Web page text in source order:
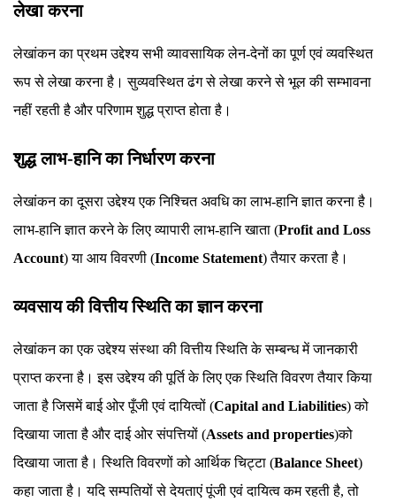
लेखा करना
लेखांकन का प्रथम उद्देश्य सभी व्यावसायिक लेन-देनों का पूर्ण एवं व्यवस्थित
रूप से लेखा करना है। सुव्यवस्थित ढंग से लेखा करने से भूल की सम्भावना
नहीं रहती है और परिणाम शुद्ध प्राप्त होता है।
शुद्ध लाभ-हानि का निर्धारण करना
लेखांकन का दूसरा उद्देश्य एक निश्चित अवधि का लाभ-हानि ज्ञात करना है।
लाभ-हानि ज्ञात करने के लिए व्यापारी लाभ-हानि खाता (Profit and Loss
Account) या आय विवरणी (Income Statement) तैयार करता है।
व्यवसाय की वित्तीय स्थिति का ज्ञान करना
लेखांकन का एक उद्देश्य संस्था की वित्तीय स्थिति के सम्बन्ध में जानकारी
प्राप्त करना है। इस उद्देश्य की पूर्ति के लिए एक स्थिति विवरण तैयार किया
जाता है जिसमें बाई ओर पूँजी एवं दायित्वों (Capital and Liabilities) को
दिखाया जाता है और दाई ओर संपत्तियों (Assets and properties)को
दिखाया जाता है। स्थिति विवरणों को आर्थिक चिट्टा (Balance Sheet)
कहा जाता है। यदि सम्पतियों से देयताएं पूंजी एवं दायित्व कम रहती है, तो